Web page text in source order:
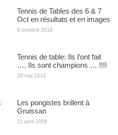
Tennis de Tables des 6 & 7
Oct en résultats et en images
9 octobre 2018
Tennis de table: Ils l’ont fait
…. Ils sont champions … !!!!
28 mai 2018
Les pongistes brillent à
Gruissan
21 avril 2018